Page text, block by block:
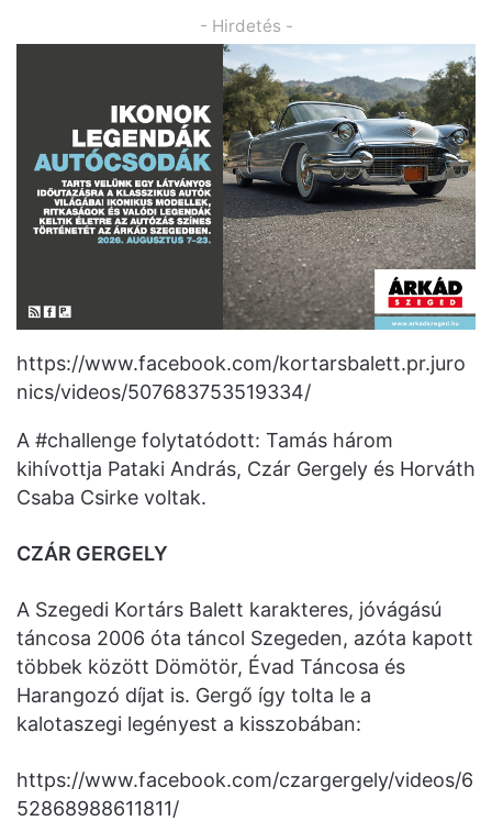
- Hirdetés -
https://www.facebook.com/kortarsbalett.pr.juro
nics/videos/507683753519334/
A #challenge folytatódott: Tamás három
kihívottja Pataki András, Czár Gergely és Horváth
Csaba Csirke voltak.
CZÁR GERGELY
A Szegedi Kortárs Balett karakteres, jóvágású
táncosa 2006 óta táncol Szegeden, azóta kapott
többek között Dömötör, Évad Táncosa és
Harangozó díjat is. Gergő így tolta le a
kalotaszegi legényest a kisszobában:
https://www.facebook.com/czargergely/videos/6
52868988611811/